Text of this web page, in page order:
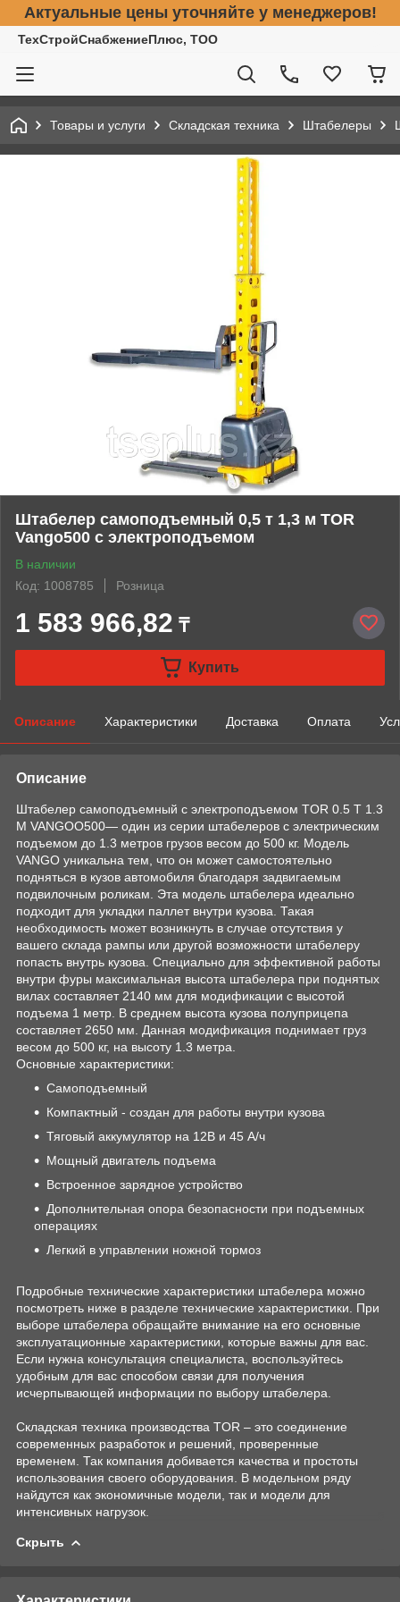
Актуальные цены уточняйте у менеджеров!
ТехСтройСнабжениеПлюс, ТОО
Товары и услуги Складская техника Штабелеры
Штабелер самоподъемный 0,5 т 1,3 м TOR
Vango500 с электроподъемом
В наличии
Код: 1008785
Розница
1 583 966,82 ₸
Купить
Описание Характеристики Доставка Оплата
Описание
Штабелер самоподъемный с электроподъемом TOR 0.5 Т 1.3
М VANGOO500— один из серии штабелеров с электрическим
подъемом до 1.3 метров грузов весом до 500 кг. Модель
VANGO уникальна тем, что он может самостоятельно
подняться в кузов автомобиля благодаря задвигаемым
подвилочным роликам. Эта модель штабелера идеально
подходит для укладки паллет внутри кузова. Такая
необходимость может возникнуть в случае отсутствия у
вашего склада рампы или другой возможности штабелеру
попасть внутрь кузова. Специально для эффективной работы
внутри фуры максимальная высота штабелера при поднятых
вилах составляет 2140 мм для модификации с высотой
подъема 1 метр. В среднем высота кузова полуприцепа
составляет 2650 мм. Данная модификация поднимает груз
весом до 500 кг, на высоту 1.3 метра.
Основные характеристики:
Самоподъемный
Компактный - создан для работы внутри кузова
Тяговый аккумулятор на 12В и 45 А/ч
Мощный двигатель подъема
Встроенное зарядное устройство
Дополнительная опора безопасности при подъемных
операциях
Легкий в управлении ножной тормоз
Подробные технические характеристики штабелера можно
посмотреть ниже в разделе технические характеристики. При
выборе штабелера обращайте внимание на его основные
эксплуатационные характеристики, которые важны для вас.
Если нужна консультация специалиста, воспользуйтесь
удобным для вас способом связи для получения
исчерпывающей информации по выбору штабелера.
Складская техника производства TOR – это соединение
современных разработок и решений, проверенные
временем. Так компания добивается качества и простоты
использования своего оборудования. В модельном ряду
найдутся как экономичные модели, так и модели для
интенсивных нагрузок.
Скрыть